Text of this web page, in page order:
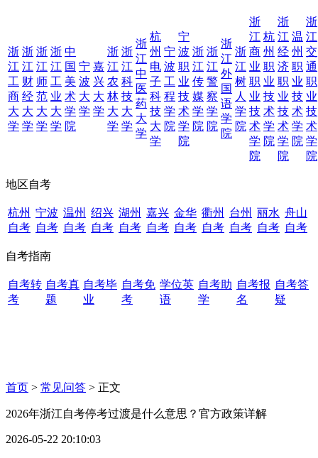
浙
江
工
商
大
学
浙
江
财
经
大
学
浙
江
师
范
大
学
浙
江
工
业
大
学
中
国
美
术
学
院
宁
波
大
学
嘉
兴
大
学
浙
江
农
林
大
学
浙
江
科
技
大
学
浙
江
中
医
药
大
学
杭
州
电
子
科
技
大
学
宁
波
工
程
学
院
宁
波
职
业
技
术
学
院
浙
江
传
媒
学
院
浙
江
警
察
学
院
浙
江
外
国
语
学
院
浙
江
树
人
学
院
浙
江
商
业
职
业
技
术
学
院
杭
州
职
业
技
术
学
院
浙
江
经
济
职
业
技
术
学
院
温
州
职
业
技
术
学
院
浙
江
交
通
职
业
技
术
学
院
地区自考
杭州
自考
宁波
自考
温州
自考
绍兴
自考
湖州
自考
嘉兴
自考
金华
自考
衢州
自考
台州
自考
丽水
自考
舟山
自考
自考指南
自考转
考
自考真
题
自考毕
业
自考免
考
学位英
语
自考助
学
自考报
名
自考答
疑
首页 > 常见问答 > 正文
2026年浙江自考停考过渡是什么意思？官方政策详解
2026-05-22 20:10:03